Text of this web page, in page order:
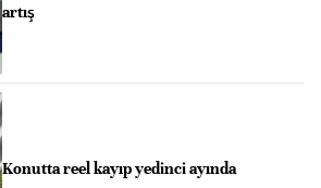
artış
Konutta reel kayıp yedinci ayında